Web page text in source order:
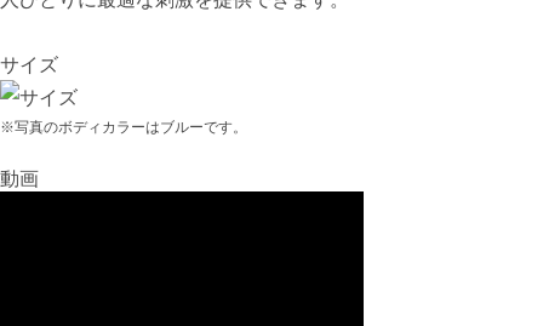
サイズ
※写真のボディカラーはブルーです。
動画